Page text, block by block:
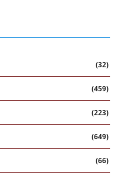
(32)
(459)
(223)
(649)
(66)